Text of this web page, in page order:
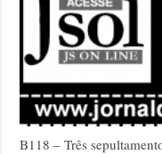
B118 – Três